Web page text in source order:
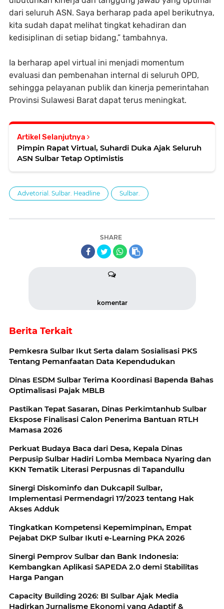
dari seluruh ASN. Saya berharap pada apel berikutnya,
kita sudah dapat melihat tingkat kehadiran dan
kedisiplinan di setiap bidang,” tambahnya.
Ia berharap apel virtual ini menjadi momentum
evaluasi dan pembenahan internal di seluruh OPD,
sehingga pelayanan publik dan kinerja pemerintahan
Provinsi Sulawesi Barat dapat terus meningkat.
Artikel Selanjutnya
Pimpin Rapat Virtual, Suhardi Duka Ajak Seluruh
ASN Sulbar Tetap Optimistis
Advetorial. Sulbar. Headline Sulbar.
SHARE
komentar
Berita Terkait
Pemkesra Sulbar Ikut Serta dalam Sosialisasi PKS
Tentang Pemanfaatan Data Kependudukan
Dinas ESDM Sulbar Terima Koordinasi Bapenda Bahas
Optimalisasi Pajak MBLB
Pastikan Tepat Sasaran, Dinas Perkimtanhub Sulbar
Ekspose Finalisasi Calon Penerima Bantuan RTLH
Mamasa 2026
Perkuat Budaya Baca dari Desa, Kepala Dinas
Perpusip Sulbar Hadiri Lomba Membaca Nyaring dan
KKN Tematik Literasi Perpusnas di Tapandullu
Sinergi Diskominfo dan Dukcapil Sulbar,
Implementasi Permendagri 17/2023 tentang Hak
Akses Adduk
Tingkatkan Kompetensi Kepemimpinan, Empat
Pejabat DKP Sulbar Ikuti e-Learning PKA 2026
Sinergi Pemprov Sulbar dan Bank Indonesia:
Kembangkan Aplikasi SAPEDA 2.0 demi Stabilitas
Harga Pangan
Capacity Building 2026: BI Sulbar Ajak Media
Hadirkan Jurnalisme Ekonomi yang Adaptif &